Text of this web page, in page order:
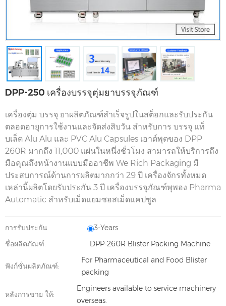
DPP-250 เครื่องบรรจุตุ่มยาบรรจุภัณฑ์
เครื่องตุ่ม บรรจุ ยาผลิตภัณฑ์สำเร็จรูปในสต็อกและรับประกัน
ตลอดอายุการใช้งานและจัดส่งสิบวัน สำหรับการ บรรจุ แท็
บเล็ต Alu Alu และ PVC Alu Capsules เอาต์พุตของ DPP
260R มากถึง 11,000 แผ่นในหนึ่งชั่วโมง สามารถให้บริการถึง
มือคุณถึงหน้างานแบบมืออาชีพ We Rich Packaging มี
ประสบการณ์ด้านการผลิตมากกว่า 29 ปี เครื่องจักรทั้งหมด
เหล่านี้ผลิตโดยรับประกัน 3 ปี เครื่องบรรจุภัณฑ์พุพอง Pharma
Automatic สำหรับเม็ดแยมซอสเม็ดแคปซูล
การรับประกัน
3-Years
ชื่อผลิตภัณฑ์:
DPP-260R Blister Packing Machine
ฟังก์ชั่นผลิตภัณฑ์:
For Pharmaceutical and Food Blister
packing
หลังการขาย ให้:
Engineers available to service machinery
overseas.